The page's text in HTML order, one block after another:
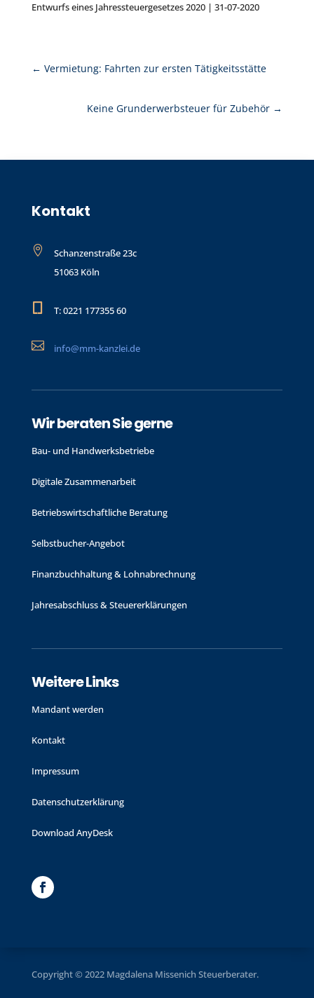
Entwurfs eines Jahressteuergesetzes 2020 | 31-07-2020
← Vermietung: Fahrten zur ersten Tätigkeitsstätte
Keine Grunderwerbsteuer für Zubehör →
Kontakt

Schanzenstraße 23c
51063 Köln
 T: 0221 177355 60
 info@mm-kanzlei.de
Wir beraten Sie gerne
Bau- und Handwerks­betriebe
Digitale Zusammenarbeit
Betriebswirtschaftliche Beratung
Selbstbucher-Angebot
Finanzbuchhaltung & Lohnabrechnung
Jahres­abschluss & Steuer­erklärungen
Weitere Links
Mandant werden
Kontakt
Impressum
Datenschutzerklärung
Download AnyDesk
Copyright © 2022 Magdalena Missenich Steuerberater.